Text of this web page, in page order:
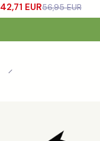
42,71 EUR56,95 EUR